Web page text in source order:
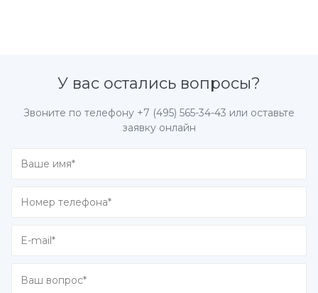
У вас остались вопросы?
Звоните по телефону +7 (495) 565-34-43 или оставьте
заявку онлайн